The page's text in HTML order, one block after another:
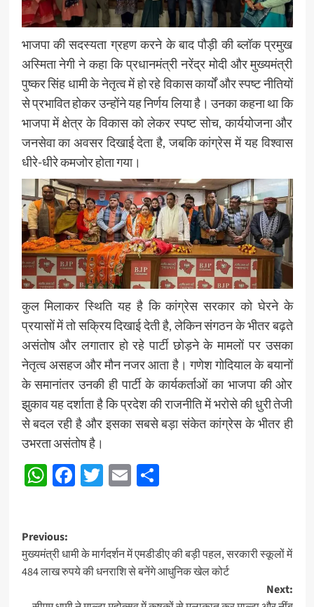
भाजपा की सदस्यता ग्रहण करने के बाद पौड़ी की ब्लॉक प्रमुख
अस्मिता नेगी ने कहा कि प्रधानमंत्री नरेंद्र मोदी और मुख्यमंत्री
पुष्कर सिंह धामी के नेतृत्व में हो रहे विकास कार्यों और स्पष्ट नीतियों
से प्रभावित होकर उन्होंने यह निर्णय लिया है। उनका कहना था कि
भाजपा में क्षेत्र के विकास को लेकर स्पष्ट सोच, कार्ययोजना और
जनसेवा का अवसर दिखाई देता है, जबकि कांग्रेस में यह विश्वास
धीरे-धीरे कमजोर होता गया।
कुल मिलाकर स्थिति यह है कि कांग्रेस सरकार को घेरने के
प्रयासों में तो सक्रिय दिखाई देती है, लेकिन संगठन के भीतर बढ़ते
असंतोष और लगातार हो रहे पार्टी छोड़ने के मामलों पर उसका
नेतृत्व असहज और मौन नजर आता है। गणेश गोदियाल के बयानों
के समानांतर उनकी ही पार्टी के कार्यकर्ताओं का भाजपा की ओर
झुकाव यह दर्शाता है कि प्रदेश की राजनीति में भरोसे की धुरी तेजी
से बदल रही है और इसका सबसे बड़ा संकेत कांग्रेस के भीतर ही
उभरता असंतोष है।
WhatsApp
Facebook
Twitter
EmailShare
Post
navigation
Previous:
मुख्यमंत्री धामी के मार्गदर्शन में एमडीडीए की बड़ी पहल, सरकारी स्कूलों में
484 लाख रुपये की धनराशि से बनेंगे आधुनिक खेल कोर्ट
Next: